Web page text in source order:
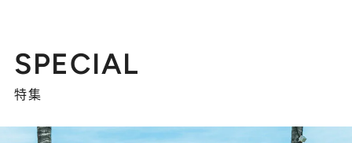
SPECIAL
特集